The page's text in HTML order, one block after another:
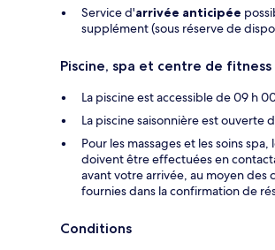
Service d'arrivée anticipée
supplément (sous réserve de
Piscine, spa et centre de
La piscine est accessible de 09 h
La piscine saisonnière est ouverte
Pour les massages et les soins spa,
doivent être effectuées en
avant votre arrivée, au moyen des
fournies dans la confirmation de
Conditions